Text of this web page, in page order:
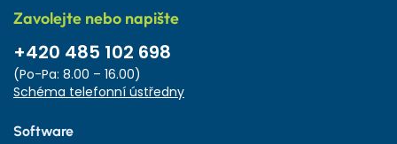
Zavolejte nebo napište
+420 485 102 698
(Po-Pa: 8.00 – 16.00)
Schéma telefonní ústředny
Software